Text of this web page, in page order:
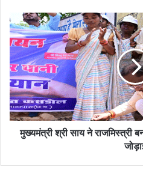
मुख्यमंत्री श्री साय ने